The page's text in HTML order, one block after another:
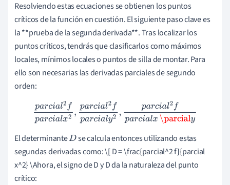
Resolviendo estas ecuaciones se obtienen los puntos
críticos de la función en cuestión. El siguiente paso clave es
la **prueba de la segunda derivada**. Tras localizar los
puntos críticos, tendrás que clasificarlos como máximos
locales, mínimos locales o puntos de silla de montar. Para
ello son necesarias las derivadas parciales de segundo
orden:
al2fparcialx2 parcial2fpar parcial2fpar
al
El determinanteD se calcula entonces utilizando estas
segundas derivadas como: \[ D = \frac{parcial^2 f}{parcial
x^2} \Ahora, el signo de D y D da la naturaleza del punto
crítico: